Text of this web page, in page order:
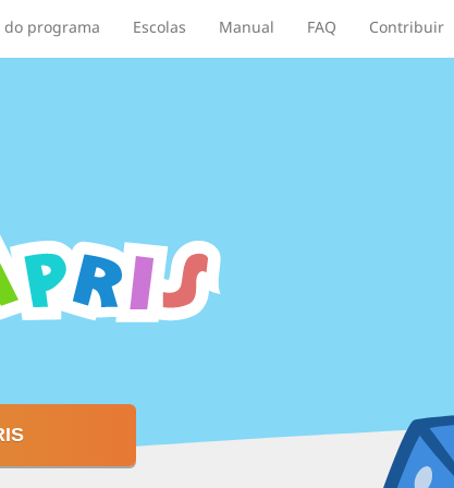
do programa Escolas Manual FAQ Contribuir